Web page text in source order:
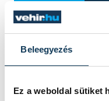
Beleegyezés
Ez a weboldal sütiket
A lelet
nem
Zsombor
alatt